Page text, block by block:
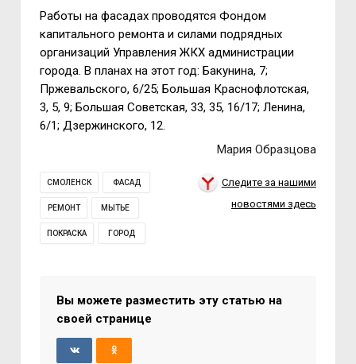
Работы на фасадах проводятся Фондом
капитального ремонта и силами подрядных
организаций Управления ЖКХ администрации
города. В планах на этот год: Бакунина, 7;
Пржевальского, 6/25; Большая Краснофлотская,
3, 5, 9; Большая Советская, 33, 35, 16/17; Ленина,
6/1; Дзержинского, 12.
Мария Образцова
СМОЛЕНСК ФАСАД
РЕМОНТ МЫТЬЕ
ПОКРАСКА ГОРОД
Следите за нашими
новостями здесь
Вы можете разместить эту статью на
своей странице